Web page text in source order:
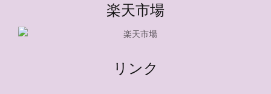
楽天市場
リンク